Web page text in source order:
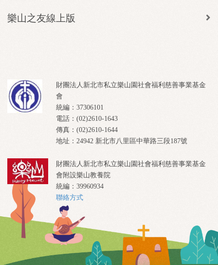
樂山之友線上版
財團法人新北市私立樂山園社會福利慈善事業基金
會
統編：37306101
電話：(02)2610-1643
傳真：(02)2610-1644
地址：24942 新北市八里區中華路三段187號
財團法人新北市私立樂山園社會福利慈善事業基金
會附設樂山教養院
統編：39960934
聯絡方式